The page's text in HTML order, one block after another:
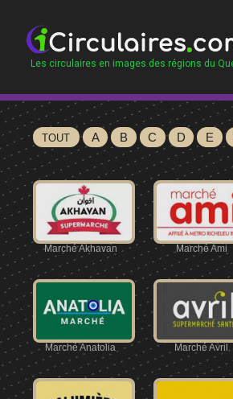
Les circulaires en images des régions du
TOUT A B C D E
Marché Akhavan Marché Ami
Marché Anatolia Marché Avril